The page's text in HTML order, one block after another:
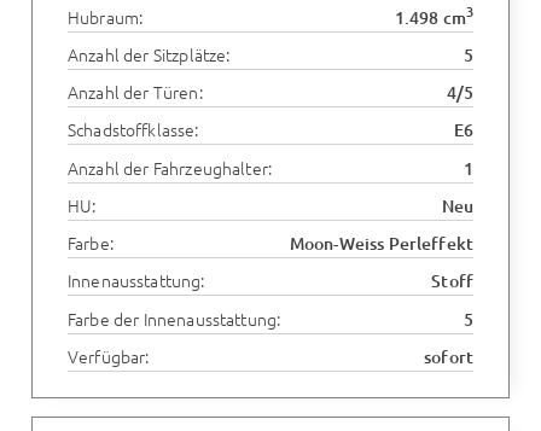
Hubraum: 1.498 cm3
Anzahl der Sitzplätze: 5
Anzahl der Türen: 4/5
Schadstoffklasse: E6
Anzahl der Fahrzeughalter: 1
HU: Neu
Farbe: Moon-Weiss Perleffekt
Innenausstattung: Stoff
Farbe der Innenausstattung: 5
Verfügbar: sofort